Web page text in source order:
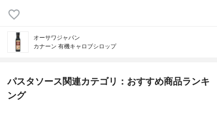
オーサワジャパン
カナーン 有機キャロブシロップ
パスタソース関連カテゴリ：おすすめ商品ランキ
ング